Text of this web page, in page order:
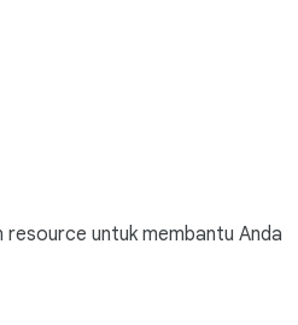
resource untuk membantu Anda